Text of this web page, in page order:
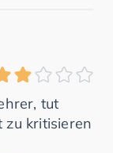
tut
zu kritisieren